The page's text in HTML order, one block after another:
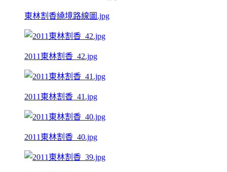
東林割香繞境路線圖.jpg
2011東林割香_42.jpg
2011東林割香_41.jpg
2011東林割香_40.jpg